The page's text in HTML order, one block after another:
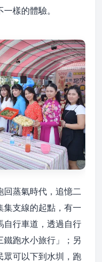
樣的體驗。
回蒸氣時代，追憶二
集支線的起點，有一
自行車道，透過自行
鐵跑水小旅行」；另
眾可以下到水圳，跑